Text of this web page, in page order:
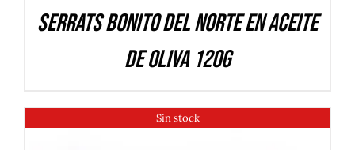
Serrats Bonito del Norte en aceite
de oliva 120g
Sin stock